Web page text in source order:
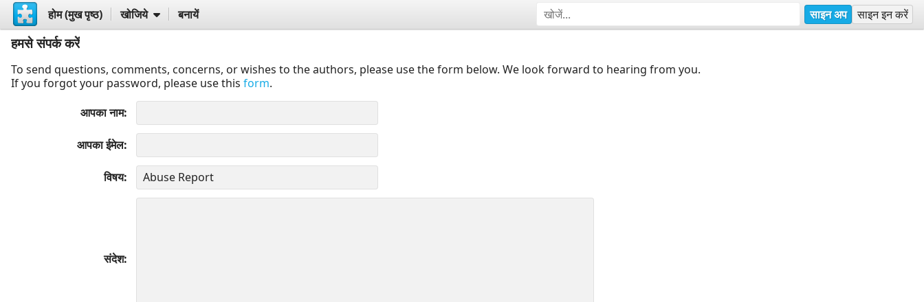
होम (मुख पृष्ठ) खोजिये बनायें साइन अप साइन इन करें
हमसे संपर्क करें
To send questions, comments, concerns, or wishes to the authors, please use the form below. We look forward to hearing from you.
If you forgot your password, please use this form.
आपका नाम
आपका ईमेल
विषय
संदेश